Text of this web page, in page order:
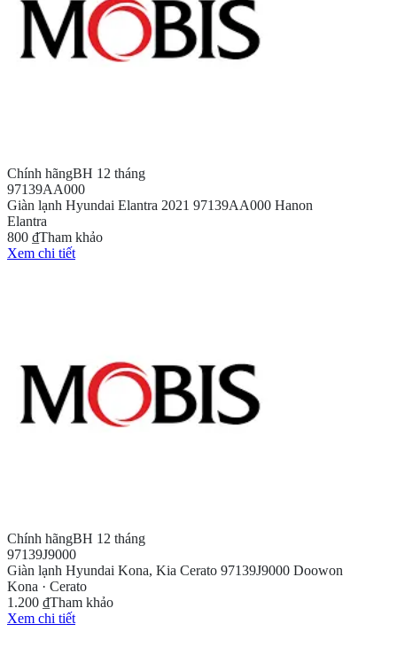
Chính hãngBH 12 tháng
97139AA000
Giàn lạnh Hyundai Elantra 2021 97139AA000 Hanon
Elantra
800 ₫Tham khảo
Xem chi tiết
Chính hãngBH 12 tháng
97139J9000
Giàn lạnh Hyundai Kona, Kia Cerato 97139J9000 Doowon
Kona · Cerato
1.200 ₫Tham khảo
Xem chi tiết